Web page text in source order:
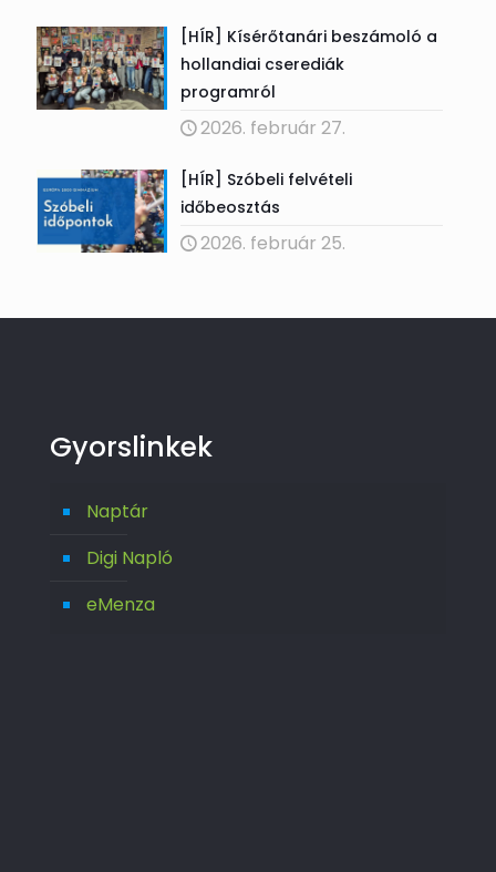
[HÍR] Kísérőtanári beszámoló a
hollandiai cserediák
programról
2026. február 27.
[HÍR] Szóbeli felvételi
időbeosztás
2026. február 25.
Gyorslinkek
Naptár
Digi Napló
eMenza